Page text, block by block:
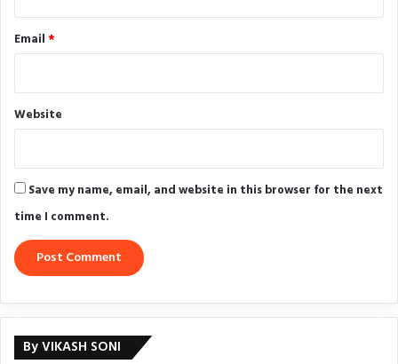
Email *
Website
Save my name, email, and website in this browser for the next
time I comment.
By VIKASH SONI